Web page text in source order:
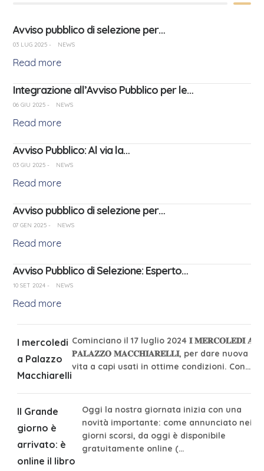
Avviso pubblico di selezione per…
03 LUG 2025 - NEWS
Read more
Integrazione all’Avviso Pubblico per le…
06 GIU 2025 - NEWS
Read more
Avviso Pubblico: Al via la…
03 GIU 2025 - NEWS
Read more
Avviso pubblico di selezione per…
07 GEN 2025 - NEWS
Read more
Avviso Pubblico di Selezione: Esperto…
10 SET 2024 - NEWS
Read more
I mercoledi
a Palazzo
Macchiarelli
Cominciano il 17 luglio 2024 𝐈 𝐌𝐄𝐑𝐂𝐎𝐋𝐄𝐃𝐈̀ 𝐀
𝐏𝐀𝐋𝐀𝐙𝐙𝐎 𝐌𝐀𝐂𝐂𝐇𝐈𝐀𝐑𝐄𝐋𝐋𝐈, per dare nuova
vita a capi usati in ottime condizioni. Con…
Il Grande
giorno è
arrivato: è
online il libro
Oggi la nostra giornata inizia con una
novità importante: come annunciato nei
giorni scorsi, da oggi è disponibile
gratuitamente online (…